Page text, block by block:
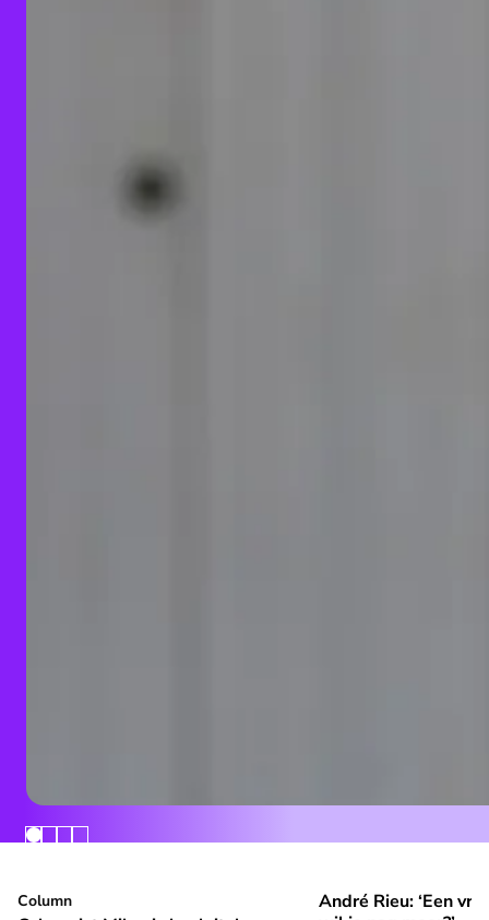
Columnist Miloe is besluiteloos: 'Mijn taak was vooral niet
⭐ Premium
Column André Rieu: ‘Een
⭐Premium
André Rieu: ‘Een